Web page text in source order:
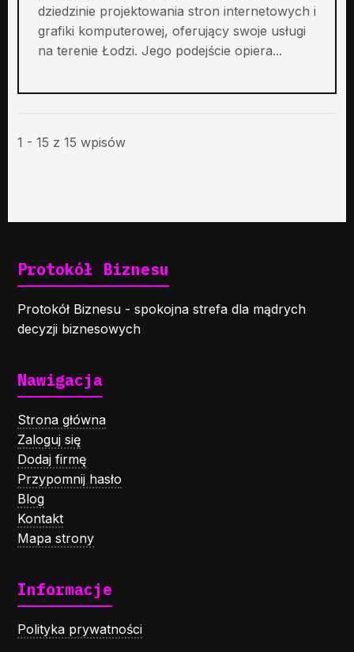
dziedzinie projektowania stron internetowych i
grafiki komputerowej, oferujący swoje usługi
na terenie Łodzi. Jego podejście opiera...
1 - 15 z 15 wpisów
Protokół Biznesu
Protokół Biznesu - spokojna strefa dla mądrych
decyzji biznesowych
Nawigacja
Strona główna
Zaloguj się
Dodaj firmę
Przypomnij hasło
Blog
Kontakt
Mapa strony
Informacje
Polityka prywatności